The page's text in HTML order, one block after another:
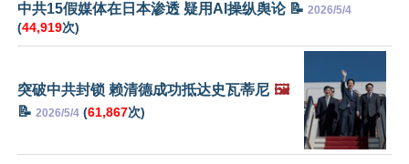
中共15假媒体在日本渗透 疑用AI操纵舆论 📝 2026/5/4
(44,919次)
突破中共封锁 赖清德成功抵达史瓦蒂尼 🖼️
📝 2026/5/4 (61,867次)